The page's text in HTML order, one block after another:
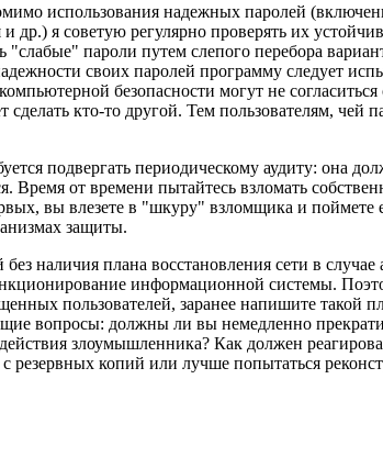
использования надежных паролей
я советую регулярно проверять их
"слабые" пароли путем слепого перебора
своих паролей программу следует
безопасности могут не
кто-то другой. Тем пользователям, чей
подвергать периодическому аудиту: она
Время от времени пытайтесь взломать
вы влезете в "шкуру" взломщика и поймете
защиты.
наличия плана восстановления сети в
информационной системы.
пользователей, заранее напишите такой
вопросы: должны ли вы немедленно
злоумышленника? Как должен
резервных копий или лучше попытаться